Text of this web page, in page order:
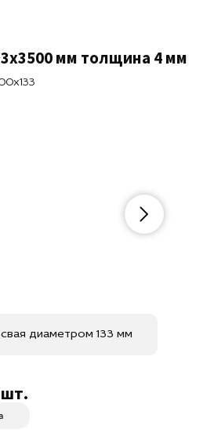
мм толщина 4 мм
диаметром 133 мм